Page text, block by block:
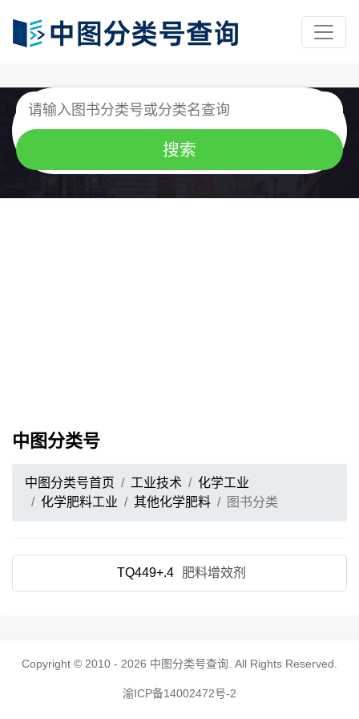
中图分类号
中图分类号首页 工业技术
化学工业
化学肥料工业
其他化学肥料 图书分类
TQ449+.4 肥料增效剂
Copyright © 2010 - 2026 中图分类号查询 . All Rights Reserved.
渝ICP备14002472号-2